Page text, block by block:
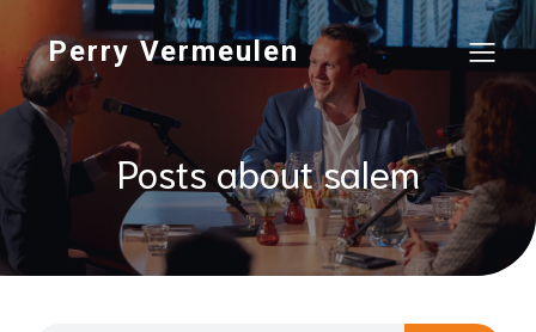
Perry Vermeulen
Posts about salem